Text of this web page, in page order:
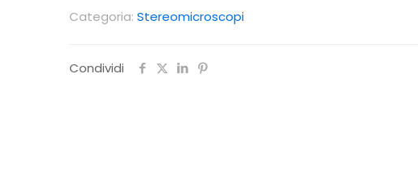
quantità
Categoria: Stereomicroscopi
Condividi